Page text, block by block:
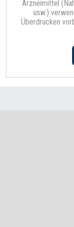
Arzneimittel
usw.)
Überdrucken